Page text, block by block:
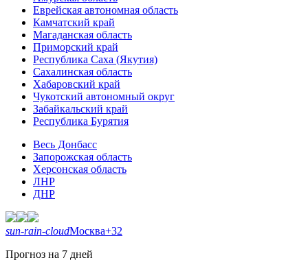
Еврейская автономная область
Камчатский край
Магаданская область
Приморский край
Республика Саха (Якутия)
Сахалинская область
Хабаровский край
Чукотский автономный округ
Забайкальский край
Республика Бурятия
Весь Донбасс
Запорожская область
Херсонская область
ЛНР
ДНР
sun-rain-cloudМосква+32
Прогноз на 7 дней